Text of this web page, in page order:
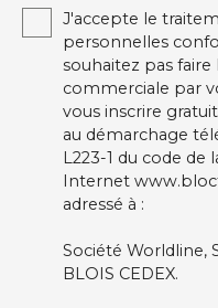
J'accepte le
personnelles
souhaitez pas
commerciale par
vous inscrire
au démarchage
L223-1 du code de
Internet
adressé à :
Société Worldline,
BLOIS CEDEX.